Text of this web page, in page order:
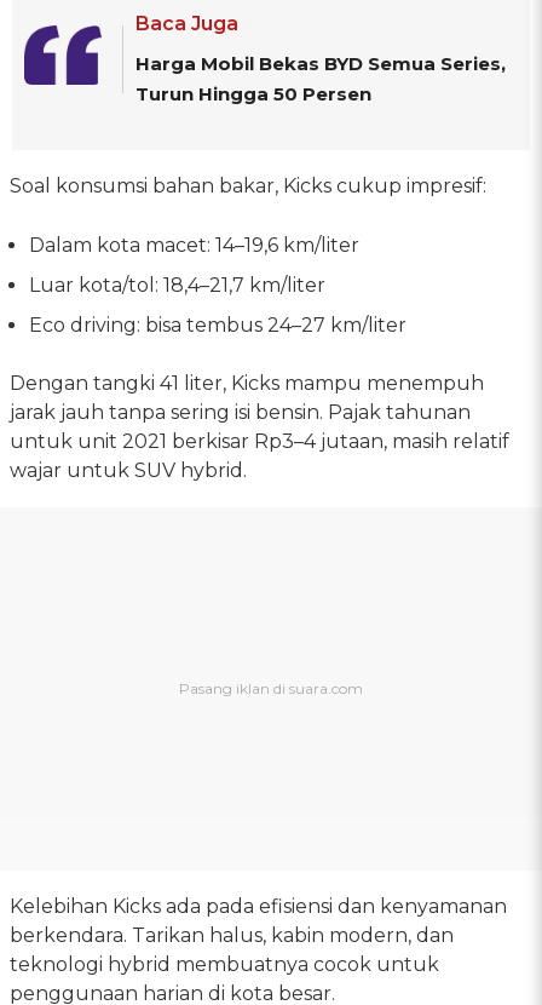
Baca Juga
Harga Mobil Bekas BYD Semua Series,
Turun Hingga 50 Persen
Soal konsumsi bahan bakar, Kicks cukup impresif:
Dalam kota macet: 14–19,6 km/liter
Luar kota/tol: 18,4–21,7 km/liter
Eco driving: bisa tembus 24–27 km/liter
Dengan tangki 41 liter, Kicks mampu menempuh
jarak jauh tanpa sering isi bensin. Pajak tahunan
untuk unit 2021 berkisar Rp3–4 jutaan, masih relatif
wajar untuk SUV hybrid.
Kelebihan Kicks ada pada efisiensi dan kenyamanan
berkendara. Tarikan halus, kabin modern, dan
teknologi hybrid membuatnya cocok untuk
penggunaan harian di kota besar.